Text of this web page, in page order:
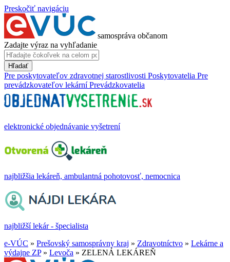
Preskočiť navigáciu
samospráva občanom
Zadajte výraz na vyhľadanie
Hľadať
Pre poskytovateľov zdravotnej starostlivosti Poskytovatelia Pre
prevádzkovateľov lekární Prevádzkovatelia
elektronické objednávanie vyšetrení
najbližšia lekáreň, ambulantná pohotovosť, nemocnica
najbližší lekár - špecialista
e-VÚC » Prešovský samosprávny kraj » Zdravotníctvo » Lekárne a
výdajne ZP» Levoča » ZELENÁ LEKÁREŇ